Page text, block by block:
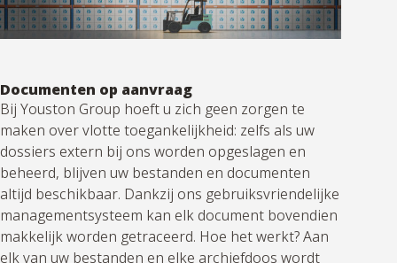
Documenten op aanvraag
Bij Youston Group hoeft u zich geen zorgen te
maken over vlotte toegankelijkheid: zelfs als uw
dossiers extern bij ons worden opgeslagen en
beheerd, blijven uw bestanden en documenten
altijd beschikbaar. Dankzij ons gebruiksvriendelijke
managementsysteem kan elk document bovendien
makkelijk worden getraceerd. Hoe het werkt? Aan
elk van uw bestanden en elke archiefdoos wordt